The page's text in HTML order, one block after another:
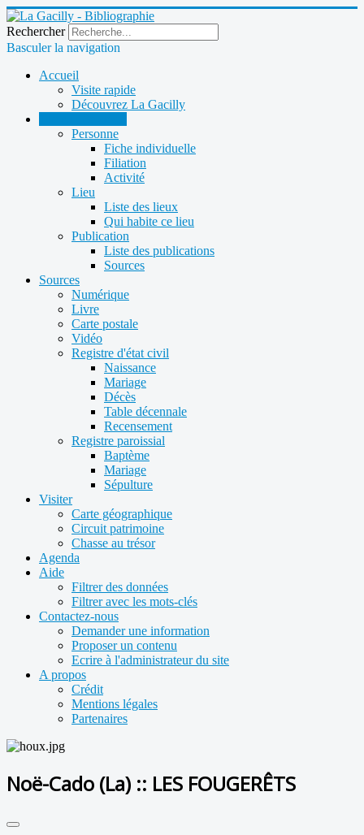
Rechercher
Basculer la navigation
Accueil
Visite rapide
Découvrez La Gacilly
Personne
Fiche individuelle
Filiation
Activité
Lieu
Liste des lieux
Qui habite ce lieu
Publication
Liste des publications
Sources
Sources
Numérique
Livre
Carte postale
Vidéo
Registre d'état civil
Naissance
Mariage
Décès
Table décennale
Recensement
Registre paroissial
Baptème
Mariage
Sépulture
Visiter
Carte géographique
Circuit patrimoine
Chasse au trésor
Agenda
Aide
Filtrer des données
Filtrer avec les mots-clés
Contactez-nous
Demander une information
Proposer un contenu
Ecrire à l'administrateur du site
A propos
Crédit
Mentions légales
Partenaires
Noë-Cado (La) :: LES FOUGERÊTS